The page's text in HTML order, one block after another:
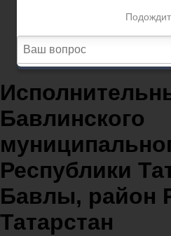
Администрации Бавлы
Исполнительный комитет
муниципального района
Бавлы, район Республики
Бавлинского
Республики
Бавлы, район
Татарстан